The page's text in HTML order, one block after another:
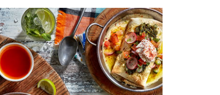
kako prolaze godine braka?
5 načina kako da pobedite
stres
Zašto odlažemo bitne stvari i